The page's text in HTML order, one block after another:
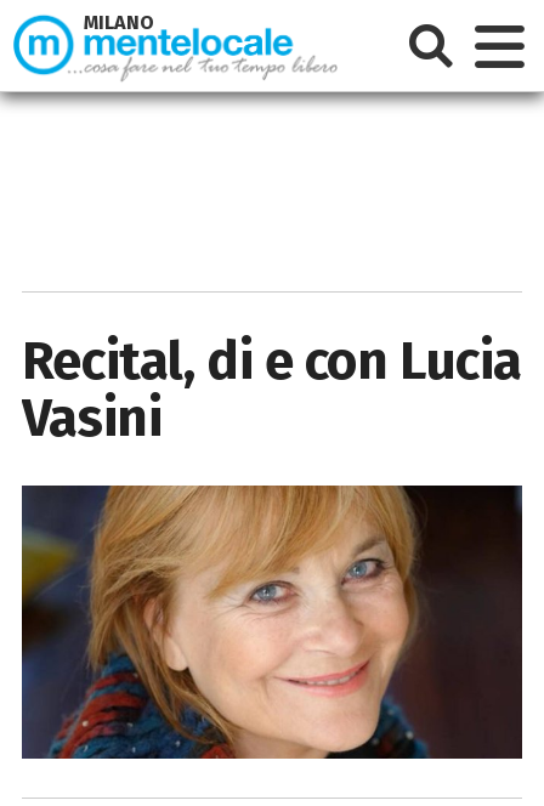
Recital, di e con Lucia
Vasini
MILANO